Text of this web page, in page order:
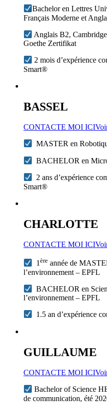
Bachelor en Lettres
Français Moderne et
Anglais B2,
Goethe Zertifikat
2 mois d’expérience
Smart®
BASSEL
CONTACTE MOI ICI
MASTER en
BACHELOR en
2 ans d’expérience
Smart®
CHARLOTTE
CONTACTE MOI ICI
1ère année de
l’environnement – EPFL
BACHELOR en
l’environnement – EPFL
1.5 an d’expérience
GUILLAUME
CONTACTE MOI ICI
Bachelor of Science
de communication, été